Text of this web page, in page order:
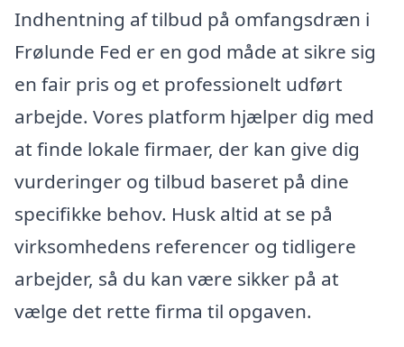
Indhentning af tilbud på omfangsdræn i
Frølunde Fed er en god måde at sikre sig
en fair pris og et professionelt udført
arbejde. Vores platform hjælper dig med
at finde lokale firmaer, der kan give dig
vurderinger og tilbud baseret på dine
specifikke behov. Husk altid at se på
virksomhedens referencer og tidligere
arbejder, så du kan være sikker på at
vælge det rette firma til opgaven.